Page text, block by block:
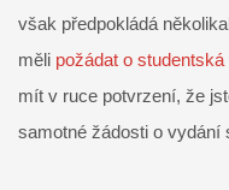
však předpokládá
měli požádat o
mít v ruce potvrzení, že
samotné žádosti o vydání